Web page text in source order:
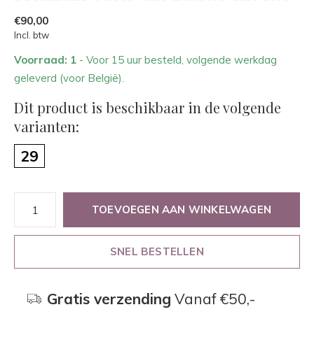
€90,00
Incl. btw
Voorraad: 1 - Voor 15 uur besteld, volgende werkdag
geleverd (voor België).
Dit product is beschikbaar in de volgende
varianten:
29
TOEVOEGEN AAN WINKELWAGEN
SNEL BESTELLEN
Gratis verzending Vanaf €50,-